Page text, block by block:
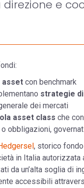
e
asset con benchmark
strategie
dei mercati
asset class che
obbligazioni,
, storico
in Italia
da un’alta soglia di
accessibili